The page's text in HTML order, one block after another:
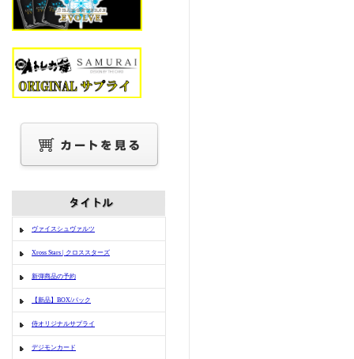
ヴァイスシュヴァルツ
Xross Stars | クロススターズ
新弾商品の予約
【新品】BOX/パック
侍オリジナルサプライ
デジモンカード